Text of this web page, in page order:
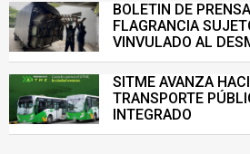
BOLETIN DE
FLAGRANCIA
VINVULADO AL
VENTA ILEGAL DE
SISTEMA DE
SITME AVANZA
TRANSPORTE
INTEGRADO